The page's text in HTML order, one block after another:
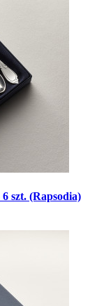
szt. (Rapsodia)